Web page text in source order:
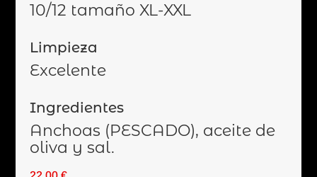
10/12 tamaño XL-XXL
Limpieza
Excelente
Ingredientes
Anchoas (PESCADO), aceite de
oliva y sal.